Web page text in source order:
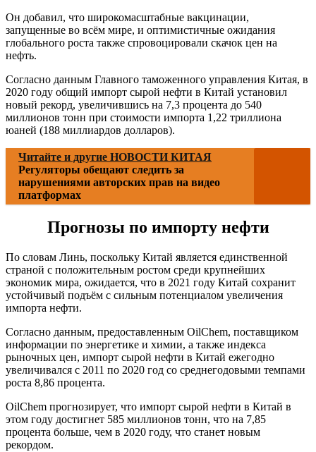
Он добавил, что широкомасштабные вакцинации,
запущенные во всём мире, и оптимистичные ожидания
глобального роста также спровоцировали скачок цен на
нефть.
Согласно данным Главного таможенного управления Китая, в
2020 году общий импорт сырой нефти в Китай установил
новый рекорд, увеличившись на 7,3 процента до 540
миллионов тонн при стоимости импорта 1,22 триллиона
юаней (188 миллиардов долларов).
Читайте и другие НОВОСТИ КИТАЯ
Регуляторы обещают следить за
нарушениями авторских прав на видео
платформах
Прогнозы по импорту нефти
По словам Линь, поскольку Китай является единственной
страной с положительным ростом среди крупнейших
экономик мира, ожидается, что в 2021 году Китай сохранит
устойчивый подъём с сильным потенциалом увеличения
импорта нефти.
Согласно данным, предоставленным OilChem, поставщиком
информации по энергетике и химии, а также индекса
рыночных цен, импорт сырой нефти в Китай ежегодно
увеличивался с 2011 по 2020 год со среднегодовыми темпами
роста 8,86 процента.
OilChem прогнозирует, что импорт сырой нефти в Китай в
этом году достигнет 585 миллионов тонн, что на 7,85
процента больше, чем в 2020 году, что станет новым
рекордом.